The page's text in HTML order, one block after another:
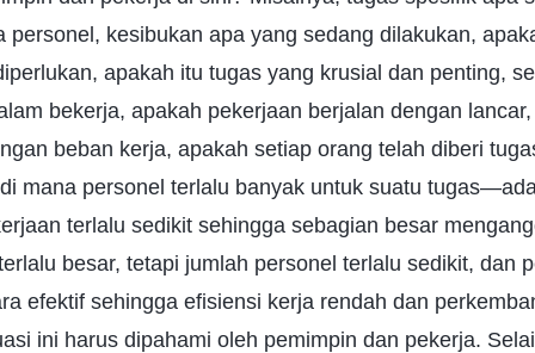
personel, kesibukan apa yang sedang dilakukan,
apakah itu tugas yang krusial dan penting,
bekerja, apakah pekerjaan berjalan dengan
beban kerja, apakah setiap orang telah diberi
mana personel terlalu banyak untuk suatu
terlalu sedikit sehingga sebagian besar
besar, tetapi jumlah personel terlalu sedikit, dan
efektif sehingga efisiensi kerja rendah dan
ini harus dipahami oleh pemimpin dan pekerja.